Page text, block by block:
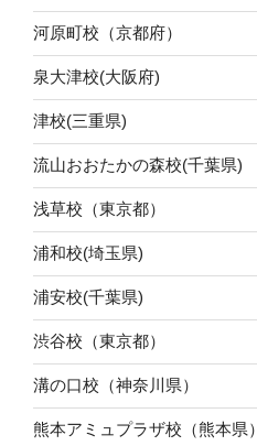
河原町校（京都府）
泉大津校(大阪府)
津校(三重県)
流山おおたかの森校(千葉県)
浅草校（東京都）
浦和校(埼玉県)
浦安校(千葉県)
渋谷校（東京都）
溝の口校（神奈川県）
熊本アミュプラザ校（熊本県）